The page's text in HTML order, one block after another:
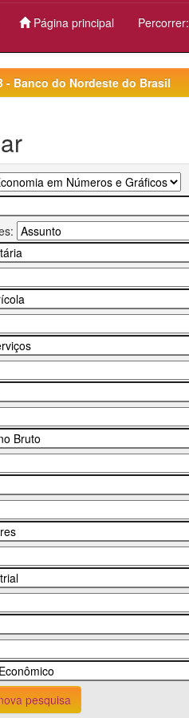
Página principal Percorrer:
- Banco do Nordeste do Brasil
pesquisa